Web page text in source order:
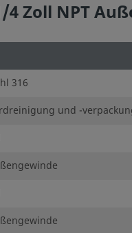
Zoll NPT
316
und -